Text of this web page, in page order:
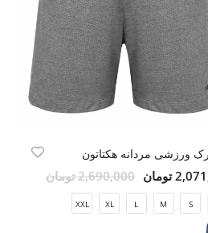
ورزشی مردانه هکتاتون
تومان 2,690,000 تومان
S
M
L
XL
XXL